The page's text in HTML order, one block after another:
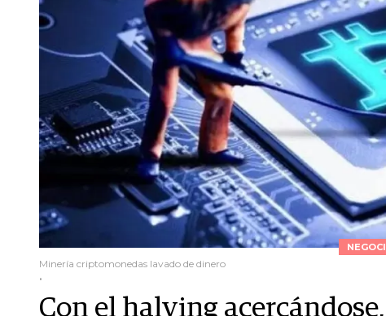
Minería criptomonedas lavado de dinero
.
Con el halving